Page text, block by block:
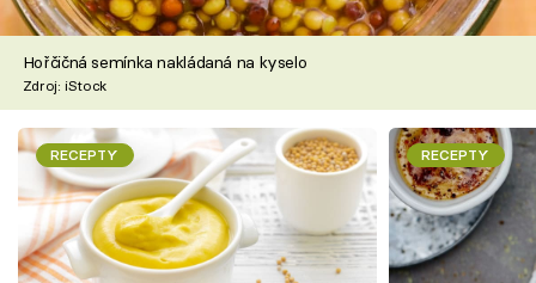
Hořčičná semínka nakládaná na kyselo
Zdroj: iStock
RECEPTY RECEPTY